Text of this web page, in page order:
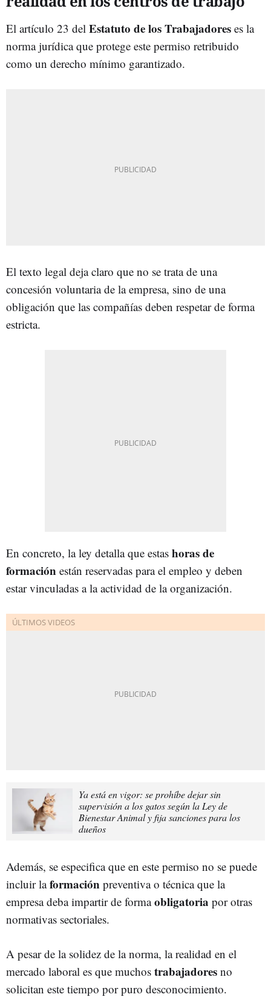
El artículo 23 del Estatuto de los Trabajadores es la
norma jurídica que protege este permiso retribuido
como un derecho mínimo garantizado.
El texto legal deja claro que no se trata de una
concesión voluntaria de la empresa, sino de una
obligación que las compañías deben respetar de forma
estricta.
En concreto, la ley detalla que estas horas de
formación están reservadas para el empleo y deben
estar vinculadas a la actividad de la organización.
Ya está en vigor: se prohíbe dejar sin
supervisión a los gatos según la Ley de
Bienestar Animal y fija sanciones para los
dueños
Además, se especifica que en este permiso no se puede
incluir laformación preventiva o técnica que la
empresa deba impartir de formaobligatoria por otras
normativas sectoriales.
A pesar de la solidez de la norma, la realidad en el
mercado laboral es que muchos trabajadores no
solicitan este tiempo por puro desconocimiento.